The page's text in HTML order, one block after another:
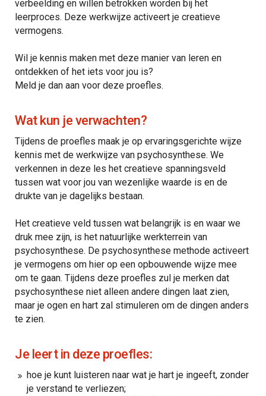
verbeelding en willen betrokken worden bij het
leerproces. Deze werkwijze activeert je creatieve
vermogens.
Wil je kennis maken met deze manier van leren en
ontdekken of het iets voor jou is?
Meld je dan aan voor deze proefles.
Wat kun je verwachten?
Tijdens de proefles maak je op ervaringsgerichte wijze
kennis met de werkwijze van psychosynthese. We
verkennen in deze les het creatieve spanningsveld
tussen wat voor jou van wezenlijke waarde is en de
drukte van je dagelijks bestaan.
Het creatieve veld tussen wat belangrijk is en waar we
druk mee zijn, is het natuurlijke werkterrein van
psychosynthese. De psychosynthese methode activeert
je vermogens om hier op een opbouwende wijze mee
om te gaan. Tijdens deze proefles zul je merken dat
psychosynthese niet alleen andere dingen laat zien,
maar je ogen en hart zal stimuleren om de dingen anders
te zien.
Je leert in deze proefles:
hoe je kunt luisteren naar wat je hart je ingeeft, zonder
je verstand te verliezen;